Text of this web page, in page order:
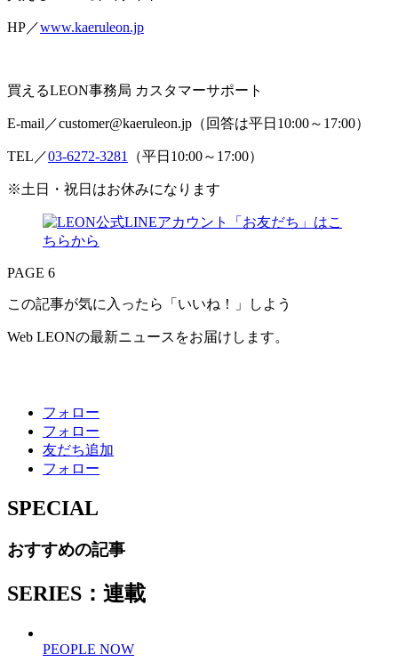
HP／www.kaeruleon.jp
買えるLEON事務局 カスタマーサポート
E-mail／customer@kaeruleon.jp（回答は平日10:00～17:00）
TEL／03-6272-3281 （平日10:00～17:00）
※土日・祝日はお休みになります
PAGE 6
この記事が気に入ったら「いいね！」しよう
Web LEONの最新ニュースをお届けします。
フォロー
フォロー
友だち追加
フォロー
SPECIAL
おすすめの記事
SERIES：連載
PEOPLE NOW